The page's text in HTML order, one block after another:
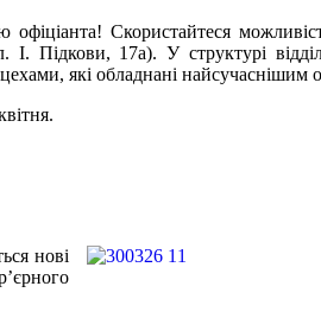
офіціанта! Скористайтеся
Підкови, 17а). У структурі
які обладнані найсучаснішим
нові